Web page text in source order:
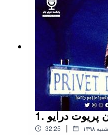
پریوت درایو
32:25 |